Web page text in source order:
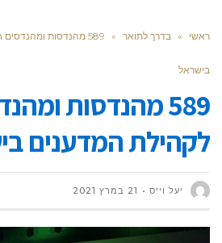
ראשי » בדרך לתואר » 589 מהנדסות
בישראל
589 מהנדסות
לקהילת המדענים
יעל וייס 21 במרץ 2021